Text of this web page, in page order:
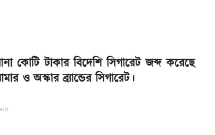
কোটি টাকার বিদেশি সিগারেট জব্দ করেছে
ও অস্কার ব্র্যান্ডের সিগারেট।